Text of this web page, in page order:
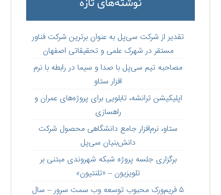
نوشته‌های تازه
تقدیر از شرکت سی‌پل به عنوان برترین شرکت فناور
مستقر در شهرک علمی و تحقیقاتی اصفهان
مصاحبه تیم سی‌پل با صدا و سیما در رابطه با نرم
افزار ستاو
اپلیکیشن ترانشه، تابلویی برای پروژه‌های عمران و
راهسازی
ستاو،‌ نرم‌افزار جامع دانشگاهی محصول شرکت
دانش‌بنیان سی‌پل
برگزاری جلسه پروژه شبکه شهروندی مبتنی بر
تلویزیون – «تلنتیون»
۵ فریم‌ورک محبوب توسعه وب سمت سرور – سال